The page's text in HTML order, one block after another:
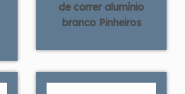
de correr alumínio
branco Pinheiros